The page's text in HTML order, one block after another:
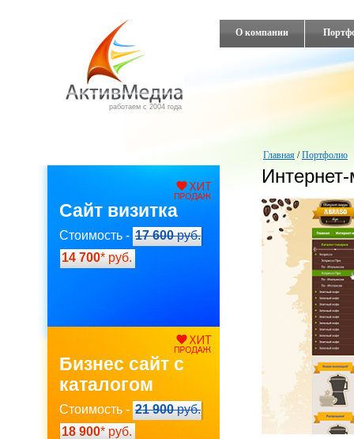
работаем с 2004 года
О компании
Главная /Портфолио
Сайт визитка
Стоимость - 17 600руб.
14 700* руб.
Бизнес сайт с
каталогом
Стоимость - 21 900руб.
18 900* руб.